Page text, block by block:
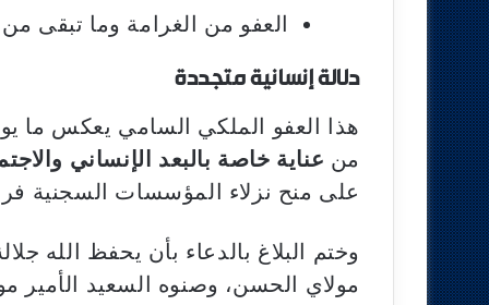
العفو من الغرامة وما تبقى
دلالة إنسانية متجددة
هذا العفو الملكي السامي يعكس ما
من عناية خاصة بالبعد الإنساني
على منح نزلاء المؤسسات السجنية
وختم البلاغ بالدعاء بأن يحفظ الله
مولاي الحسن، وصنوه السعيد الأمير